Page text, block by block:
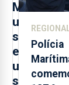
M
u
s
e
u
s
Polícia